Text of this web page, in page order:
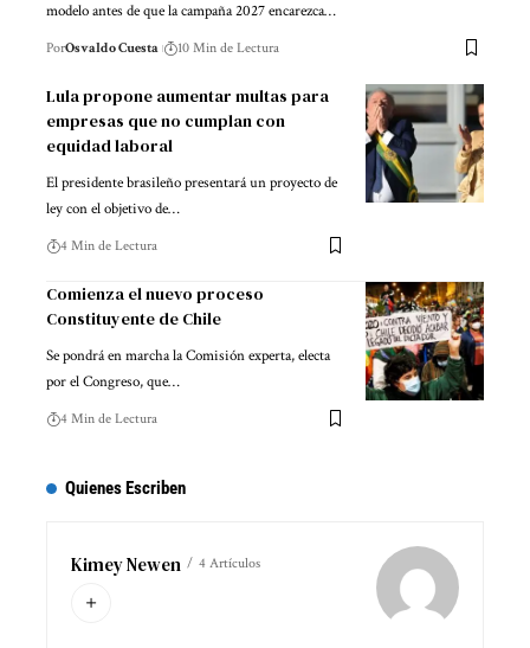
modelo antes de que la campaña 2027 encarezca…
PorOsvaldo Cuesta 10 Min de Lectura
Lula propone aumentar multas para
empresas que no cumplan con
equidad laboral
El presidente brasileño presentará un proyecto de
ley con el objetivo de…
4 Min de Lectura
Comienza el nuevo proceso
Constituyente de Chile
Se pondrá en marcha la Comisión experta, electa
por el Congreso, que…
4 Min de Lectura
Quienes Escriben
Kimey Newen 4 Artículos